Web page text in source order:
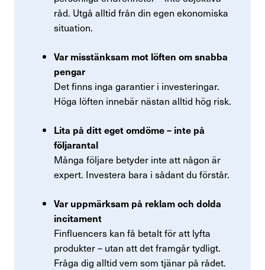
råd. Utgå alltid från din egen ekonomiska
situation.
Var misstänksam mot löften om snabba
pengar
Det finns inga garantier i investeringar.
Höga löften innebär nästan alltid hög risk.
Lita på ditt eget omdöme – inte på
följarantal
Många följare betyder inte att någon är
expert. Investera bara i sådant du förstår.
Var uppmärksam på reklam och dolda
incitament
Finfluencers kan få betalt för att lyfta
produkter – utan att det framgår tydligt.
Fråga dig alltid vem som tjänar på rådet.